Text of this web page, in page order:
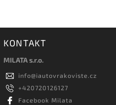
KONTAKT
MILATA s.r.o.
info@iautovrakoviste.cz
+420720126127
Facebook Milata